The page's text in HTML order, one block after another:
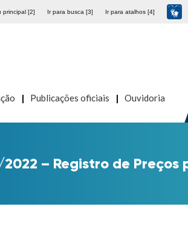
principal [2] Ir para busca [3] Ir para atalhos [4]
Publicações oficiais Ouvidoria
2022 – Registro de